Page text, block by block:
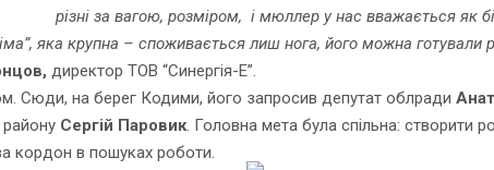
різні за вагою, розміром, і мюллер у нас вважається як
яка крупна – споживається лиш нога, його можна готували
директор ТОВ “Синергія-Е”.
Сюди, на берег Кодими, його запросив депутат облради
району Сергій Паровик. Головна мета була спільна: створити
кордон в пошуках роботи.